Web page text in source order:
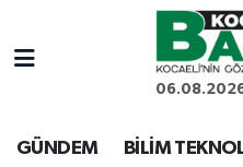
GÜNDEM BİLİM
Kocaeli Nöbetçi
Kocaeli Hava Durumu